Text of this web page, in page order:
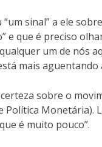
sinal” a ele
que é preciso
um de nós
mais
sobre o
Monetária).
é muito pouco”.